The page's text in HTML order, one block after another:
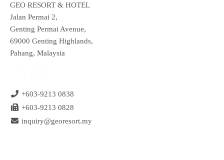
GEO RESORT & HOTEL
Jalan Permai 2,
Genting Permai Avenue,
69000 Genting Highlands,
Pahang, Malaysia
+603-9213 0838
+603-9213 0828
inquiry@georesort.my